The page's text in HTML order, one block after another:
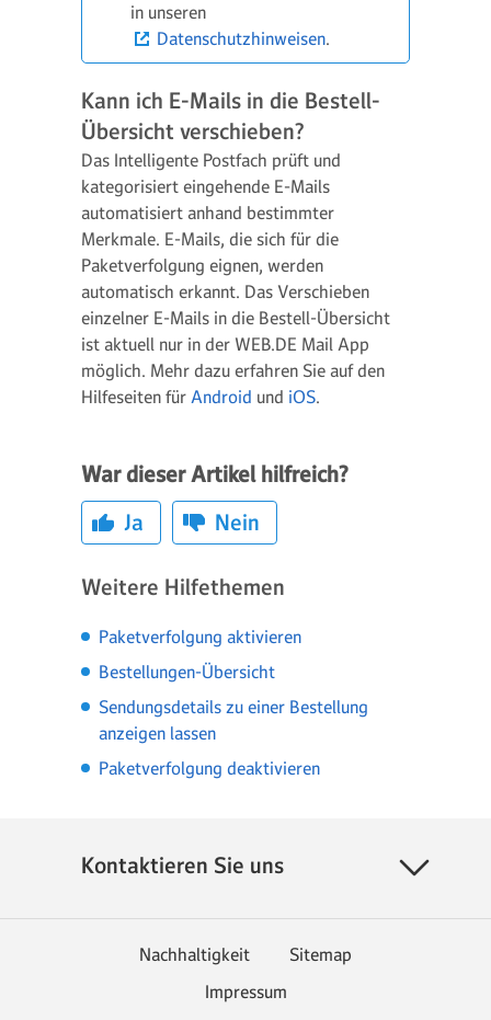
in unseren
Datenschutzhinweisen.
Kann ich E-Mails in die Bestell-
Übersicht verschieben?
Das Intelligente Postfach prüft und
kategorisiert eingehende E-Mails
automatisiert anhand bestimmter
Merkmale. E-Mails, die sich für die
Paketverfolgung eignen, werden
automatisch erkannt. Das Verschieben
einzelner E-Mails in die Bestell-Übersicht
ist aktuell nur in der WEB.DE Mail App
möglich. Mehr dazu erfahren Sie auf den
Hilfeseiten für Android und iOS.
War dieser Artikel hilfreich?
Ja
Nein
Weitere Hilfethemen
Paketverfolgung aktivieren
Bestellungen-Übersicht
Sendungsdetails zu einer Bestellung
anzeigen lassen
Paketverfolgung deaktivieren
Kontaktieren Sie uns
Nachhaltigkeit
Sitemap
Impressum